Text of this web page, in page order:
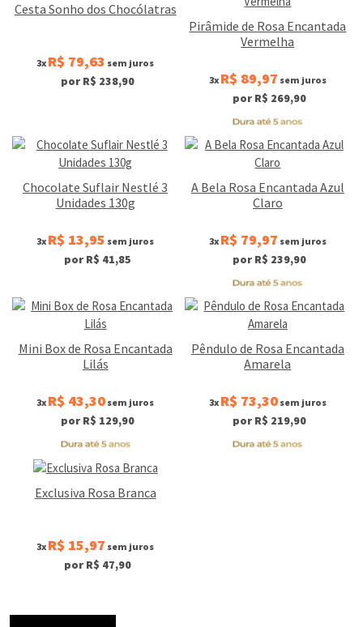
Cesta Sonho dos Chocólatras
3x R$ 79,63 sem juros
por R$ 238,90
Pirâmide de Rosa Encantada
Vermelha
3x R$ 89,97 sem juros
por R$ 269,90
Chocolate Suflair Nestlé 3
Unidades 130g
3x R$ 13,95 sem juros
por R$ 41,85
A Bela Rosa Encantada Azul
Claro
3x R$ 79,97 sem juros
por R$ 239,90
Mini Box de Rosa Encantada
Lilás
3x R$ 43,30 sem juros
por R$ 129,90
Pêndulo de Rosa Encantada
Amarela
3x R$ 73,30sem juros
por R$ 219,90
Exclusiva Rosa Branca
3x R$ 15,97 sem juros
por R$ 47,90